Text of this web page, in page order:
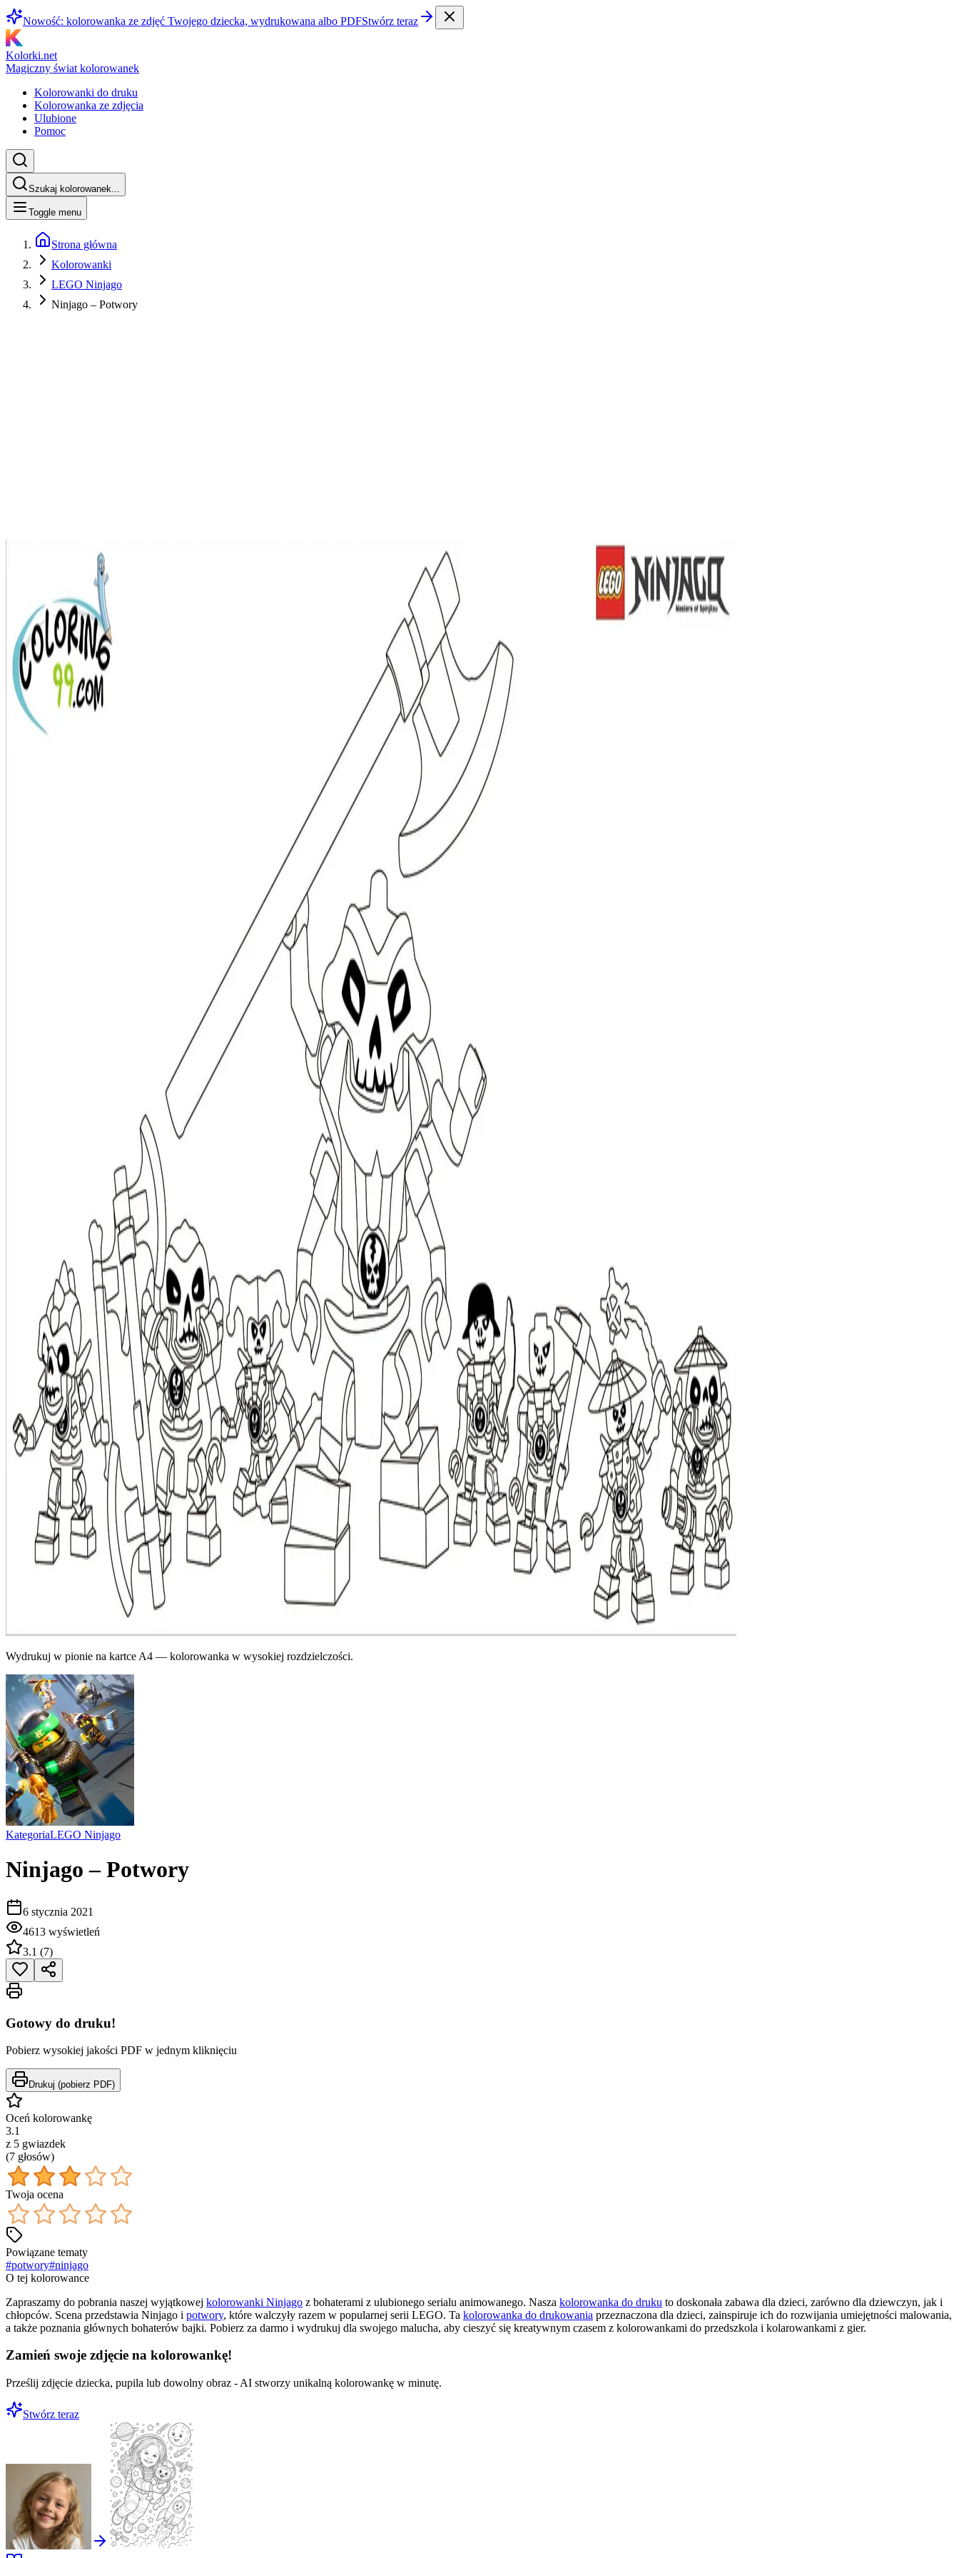
Nowość: kolorowanka ze zdjęć Twojego dziecka, wydrukowana albo PDFStwórz teraz
Kolorki.net
Magiczny świat kolorowanek
Kolorowanki do druku
Kolorowanka ze zdjęcia
Ulubione
Pomoc
Szukaj kolorowanek...
Toggle menu
Strona główna
Kolorowanki
LEGO Ninjago
Ninjago – Potwory
Wydrukuj w pionie na kartce A4 — kolorowanka w wysokiej rozdzielczości.
KategoriaLEGO Ninjago
Ninjago – Potwory
6 stycznia 2021
4613 wyświetleń
3.1 (7)
Gotowy do druku!
Pobierz wysokiej jakości PDF w jednym kliknięciu
Drukuj (pobierz PDF)
Oceń kolorowankę
3.1
z 5 gwiazdek
(7 głosów)
Twoja ocena
Powiązane tematy
#potwory#ninjago
O tej kolorowance
Zapraszamy do pobrania naszej wyjątkowej kolorowanki Ninjago z bohaterami z ulubionego serialu animowanego. Nasza kolorowanka do druku to doskonała zabawa dla dzieci, zarówno dla dziewczyn, jak i
chłopców. Scena przedstawia Ninjago i potwory, które walczyły razem w popularnej serii LEGO. Ta kolorowanka do drukowania przeznaczona dla dzieci, zainspiruje ich do rozwijania umiejętności malowania,
a także poznania głównych bohaterów bajki. Pobierz za darmo i wydrukuj dla swojego malucha, aby cieszyć się kreatywnym czasem z kolorowankami do przedszkola i kolarowankami z gier.
Zamień swoje zdjęcie na kolorowankę!
Prześlij zdjęcie dziecka, pupila lub dowolny obraz - AI stworzy unikalną kolorowankę w minutę.
Stwórz teraz